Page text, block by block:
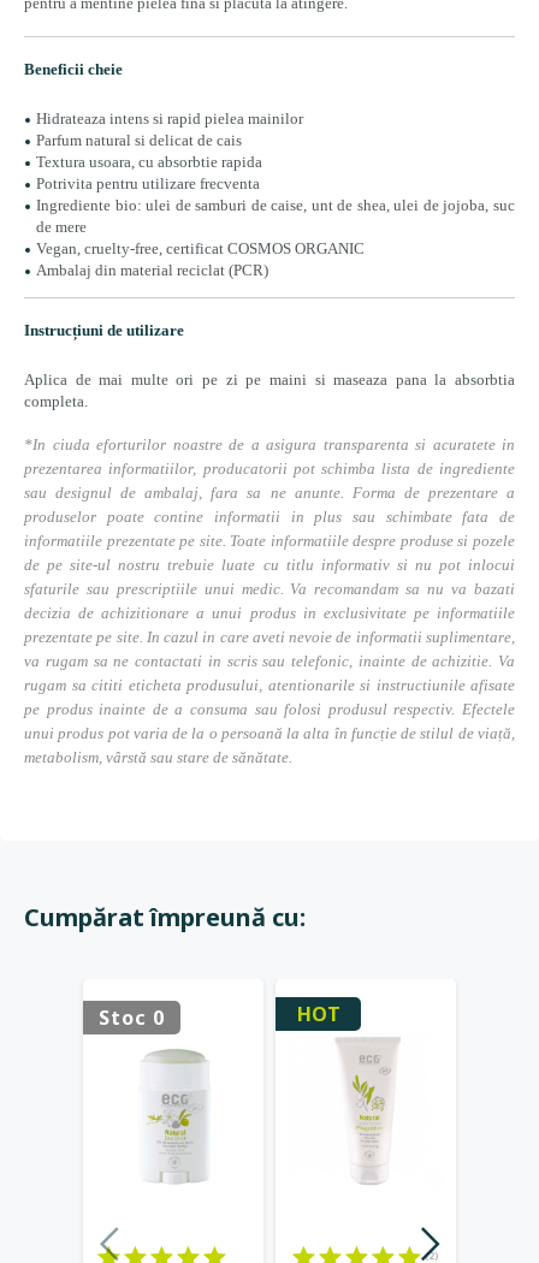
Beneficii cheie
Hidrateaza intens si rapid pielea mainilor
Parfum natural si delicat de cais
Textura usoara, cu absorbtie rapida
Potrivita pentru utilizare frecventa
Ingrediente bio: ulei de samburi de caise, unt de shea, ulei de jojoba, suc
de mere
Vegan, cruelty-free, certificat COSMOS ORGANIC
Ambalaj din material reciclat (PCR)
Instrucțiuni de utilizare
Aplica de mai multe ori pe zi pe maini si maseaza pana la absorbtia
completa.
*In ciuda eforturilor noastre de a asigura transparenta si acuratete in
prezentarea informatiilor, producatorii pot schimba lista de ingrediente
sau designul de ambalaj, fara sa ne anunte. Forma de prezentare a
produselor poate contine informatii in plus sau schimbate fata de
informatiile prezentate pe site. Toate informatiile despre produse si pozele
de pe site-ul nostru trebuie luate cu titlu informativ si nu pot inlocui
sfaturile sau prescriptiile unui medic. Va recomandam sa nu va bazati
decizia de achizitionare a unui produs in exclusivitate pe informatiile
prezentate pe site. In cazul in care aveti nevoie de informatii suplimentare,
va rugam sa ne contactati in scris sau telefonic, inainte de achizitie. Va
rugam sa cititi eticheta produsului, atentionarile si instructiunile afisate
pe produs inainte de a consuma sau folosi produsul respectiv. Efectele
unui produs pot varia de la o persoană la alta în funcție de stilul de viață,
metabolism, vârstă sau stare de sănătate.
Cumpărat împreună cu:
Stoc 0 HOT
(2)